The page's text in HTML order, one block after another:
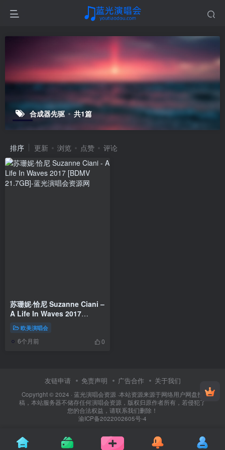
合成器先驱 共1篇
排序 更新 浏览 点赞 评论
苏珊妮·恰尼 Suzanne Ciani –
A Life In Waves 2017
[BDMV 21.7GB]
欧美演唱会
6个月前 0
友链申请 免责声明 广告合作 关于我们
Copyright © 2024 · 蓝光演唱会资源 ·本站资源来源于网络用户网盘投
稿，本站服务器不储存任何演唱会资源，版权归原作者所有，若侵犯了
您的合法权益，请联系我们删除！
渝ICP备2022002605号-4